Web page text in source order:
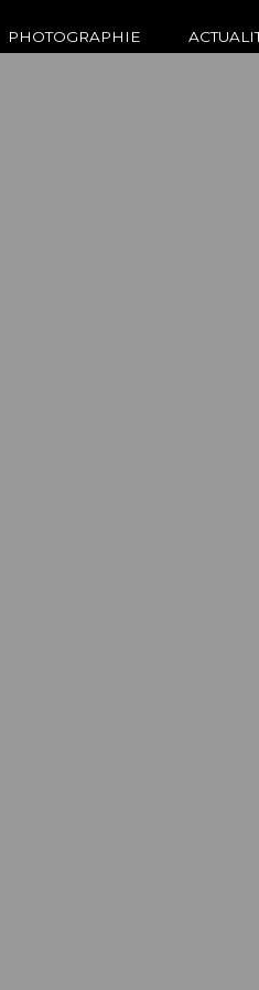
PHOTOGRAPHIE